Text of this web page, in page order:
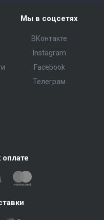
Мы в соцсетях
ВКонтакте
Instagram
Facebook
Телеграм